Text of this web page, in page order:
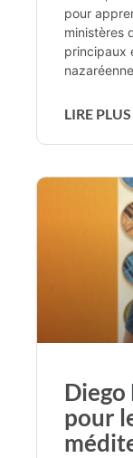
pour
ministères
principaux
LIRE PLUS
Diego
pour